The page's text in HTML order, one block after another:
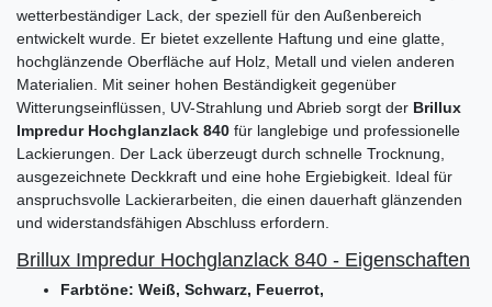
wetterbeständiger Lack, der speziell für den Außenbereich
entwickelt wurde. Er bietet exzellente Haftung und eine glatte,
hochglänzende Oberfläche auf Holz, Metall und vielen anderen
Materialien. Mit seiner hohen Beständigkeit gegenüber
Witterungseinflüssen, UV-Strahlung und Abrieb sorgt der Brillux
Impredur Hochglanzlack 840 für langlebige und professionelle
Lackierungen. Der Lack überzeugt durch schnelle Trocknung,
ausgezeichnete Deckkraft und eine hohe Ergiebigkeit. Ideal für
anspruchsvolle Lackierarbeiten, die einen dauerhaft glänzenden
und widerstandsfähigen Abschluss erfordern.
Brillux Impredur Hochglanzlack 840 - Eigenschaften
Farbtöne: Weiß, Schwarz, Feuerrot,